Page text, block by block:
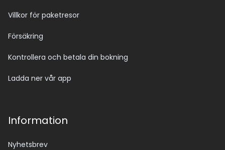
Villkor för paketresor
Försäkring
Kontrollera och betala din bokning
Ladda ner vår app
Information
Nyhetsbrev